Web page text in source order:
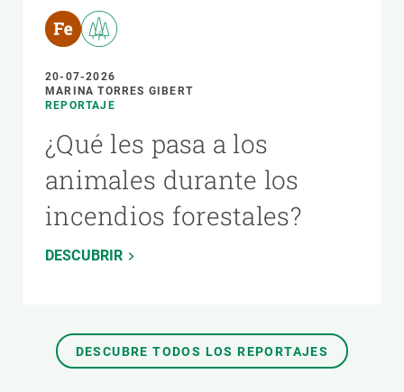
20-07-2026
MARINA TORRES GIBERT
REPORTAJE
¿Qué les pasa a los
animales durante los
incendios forestales?
DESCUBRIR
DESCUBRE TODOS LOS REPORTAJES